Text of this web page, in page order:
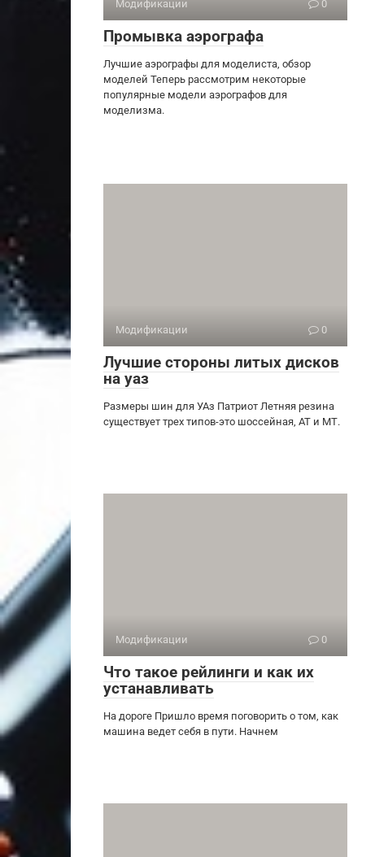
Модификации 0
Промывка аэрографа
Лучшие аэрографы для моделиста, обзор
моделей Теперь рассмотрим некоторые
популярные модели аэрографов для
моделизма.
Модификации 0
Лучшие стороны литых дисков
на уаз
Размеры шин для УАз Патриот Летняя резина
существует трех типов-это шоссейная, АТ и МТ.
Модификации 0
Что такое рейлинги и как их
устанавливать
На дороге Пришло время поговорить о том, как
машина ведет себя в пути. Начнем